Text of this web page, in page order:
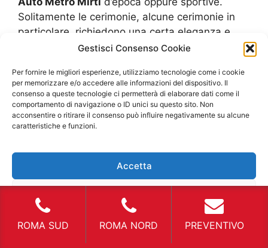
Gestisci Consenso Cookie
Per fornire le migliori esperienze, utilizziamo tecnologie come i cookie
per memorizzare e/o accedere alle informazioni del dispositivo. Il
consenso a queste tecnologie ci permetterà di elaborare dati come il
comportamento di navigazione o ID unici su questo sito. Non
acconsentire o ritirare il consenso può influire negativamente su alcune
caratteristiche e funzioni.
Accetta
Visualizza le preferenze
Solitamente le cerimonie, alcune cerimonie in
particolare, richiedono una certa eleganza e
anche un momento particolare per vivere il
anni a bordo di una Ferrari, ad esempio, è un
sogno che molti ragazzi hanno è potrebbe
essere semplice quanto innovativo, come regalo
di compleanno, rivolgersi alNoleggio Auto
un desiderio. Naturalmente questo è un
esempio ma rende perfettamente l’idea. Mentre
per un matrimonio di una coppia appassionata
di auto d’epoca, ciò potrebbe essere realizzato
proprio con un
Noleggio Auto Metro Mirti
d’epoca nel giorno stabilito. In queste
circostanze non si ha un effettivo beneficio di
ROMA SUD ROMA NORD PREVENTIVO